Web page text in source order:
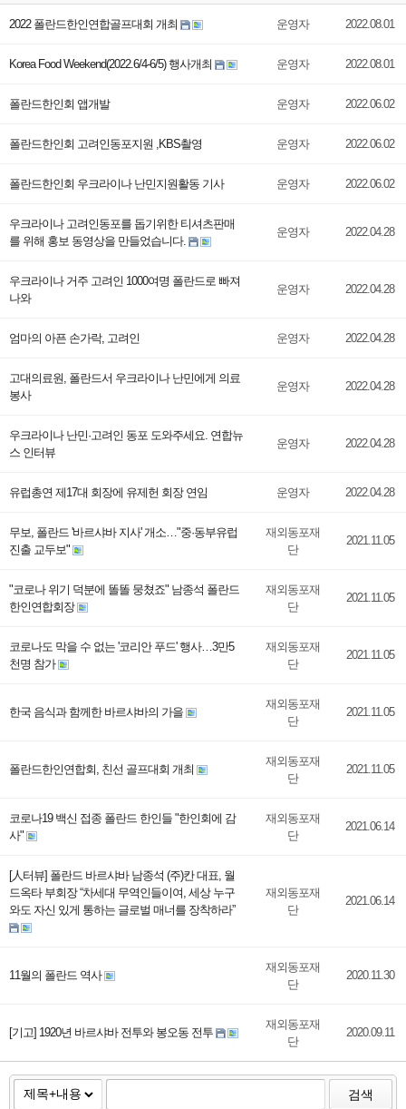
2022 폴란드한인연합골프대회 개최 운영자 2022.08.01
Korea Food Weekend(2022.6/4-6/5) 행사개최 운영자 2022.08.01
폴란드한인회 앱개발 운영자 2022.06.02
폴란드한인회 고려인동포지원 ,KBS촬영 운영자 2022.06.02
폴란드한인회 우크라이나 난민지원활동 기사 운영자 2022.06.02
우크라이나 고려인동포를 돕기위한 티셔츠판매
를 위해 홍보 동영상을 만들었습니다.
운영자 2022.04.28
우크라이나 거주 고려인 1000여명 폴란드로 빠져
나와
운영자 2022.04.28
엄마의 아픈 손가락, 고려인 운영자 2022.04.28
고대의료원, 폴란드서 우크라이나 난민에게 의료
봉사
운영자 2022.04.28
우크라이나 난민·고려인 동포 도와주세요. 연합뉴
스 인터뷰
운영자 2022.04.28
유럽총연 제17대 회장에 유제헌 회장 연임 운영자 2022.04.28
무보, 폴란드 '바르샤바 지사' 개소…"중·동부유럽
진출 교두보"
재외동포재
단
2021.11.05
"코로나 위기 덕분에 똘똘 뭉쳤죠" 남종석 폴란드
한인연합회장
재외동포재
단
2021.11.05
코로나도 막을 수 없는 '코리안 푸드' 행사…3만5
천명 참가
재외동포재
단
2021.11.05
한국 음식과 함께한 바르샤바의 가을
재외동포재
단
2021.11.05
폴란드한인연합회, 친선 골프대회 개최
재외동포재
단
2021.11.05
코로나19 백신 접종 폴란드 한인들 "한인회에 감
사"
재외동포재
단
2021.06.14
[人터뷰] 폴란드 바르샤바 남종석 (주)칸 대표, 월
드옥타 부회장 “차세대 무역인들이여, 세상 누구
와도 자신 있게 통하는 글로벌 매너를 장착하라”
재외동포재
단
2021.06.14
11월의 폴란드 역사
재외동포재
단
2020.11.30
[기고] 1920년 바르샤바 전투와 봉오동 전투
재외동포재
단
2020.09.11
검색